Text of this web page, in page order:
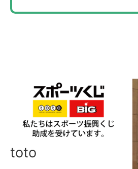
toto